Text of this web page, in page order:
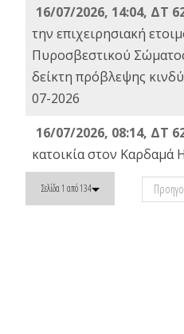
16/07/2026, 14:04, ΔΤ
την επιχειρησιακή
Πυροσβεστικού
δείκτη πρόβλεψης
07-2026
16/07/2026, 08:14, ΔΤ
κατοικία στον Καρδαμά
Σελίδα 1 από 134